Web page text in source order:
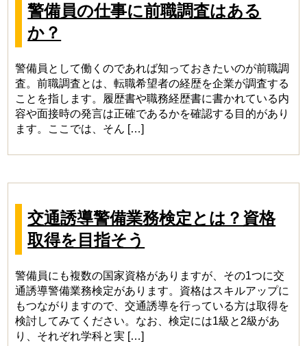
警備員の仕事に前職調査はある
か？
警備員として働くのであれば知っておきたいのが前職調
査。前職調査とは、転職希望者の経歴を企業が調査する
ことを指します。履歴書や職務経歴書に書かれている内
容や面接時の発言は正確であるかを確認する目的があり
ます。ここでは、そん […]
交通誘導警備業務検定とは？資格
取得を目指そう
警備員にも複数の国家資格がありますが、その1つに交
通誘導警備業務検定があります。資格はスキルアップに
もつながりますので、交通誘導を行っている方は取得を
検討してみてください。なお、検定には1級と2級があ
り、それぞれ学科と実 […]